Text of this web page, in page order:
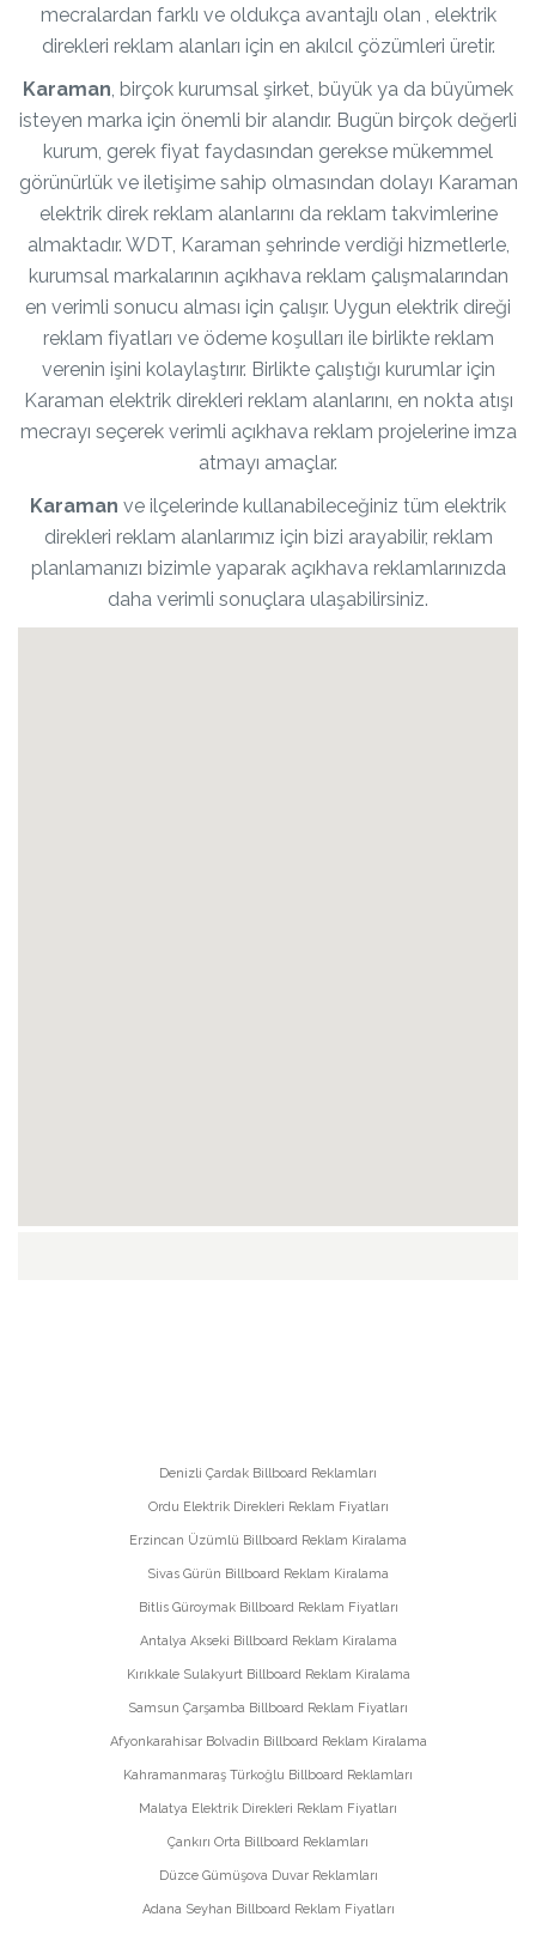
mecralardan farklı ve oldukça avantajlı olan , elektrik
direkleri reklam alanları için en akılcıl çözümleri üretir.
Karaman, birçok kurumsal şirket, büyük ya da büyümek
isteyen marka için önemli bir alandır. Bugün birçok değerli
kurum, gerek fiyat faydasından gerekse mükemmel
görünürlük ve iletişime sahip olmasından dolayı Karaman
elektrik direk reklam alanlarını da reklam takvimlerine
almaktadır. WDT, Karaman şehrinde verdiği hizmetlerle,
kurumsal markalarının açıkhava reklam çalışmalarından
en verimli sonucu alması için çalışır. Uygun elektrik direği
reklam fiyatları ve ödeme koşulları ile birlikte reklam
verenin işini kolaylaştırır. Birlikte çalıştığı kurumlar için
Karaman elektrik direkleri reklam alanlarını, en nokta atışı
mecrayı seçerek verimli açıkhava reklam projelerine imza
atmayı amaçlar.
Karaman ve ilçelerinde kullanabileceğiniz tüm elektrik
direkleri reklam alanlarımız için bizi arayabilir, reklam
planlamanızı bizimle yaparak açıkhava reklamlarınızda
daha verimli sonuçlara ulaşabilirsiniz.
Denizli Çardak Billboard Reklamları
Ordu Elektrik Direkleri Reklam Fiyatları
Erzincan Üzümlü Billboard Reklam Kiralama
Sivas Gürün Billboard Reklam Kiralama
Bitlis Güroymak Billboard Reklam Fiyatları
Antalya Akseki Billboard Reklam Kiralama
Kırıkkale Sulakyurt Billboard Reklam Kiralama
Samsun Çarşamba Billboard Reklam Fiyatları
Afyonkarahisar Bolvadin Billboard Reklam Kiralama
Kahramanmaraş Türkoğlu Billboard Reklamları
Malatya Elektrik Direkleri Reklam Fiyatları
Çankırı Orta Billboard Reklamları
Düzce Gümüşova Duvar Reklamları
Adana Seyhan Billboard Reklam Fiyatları